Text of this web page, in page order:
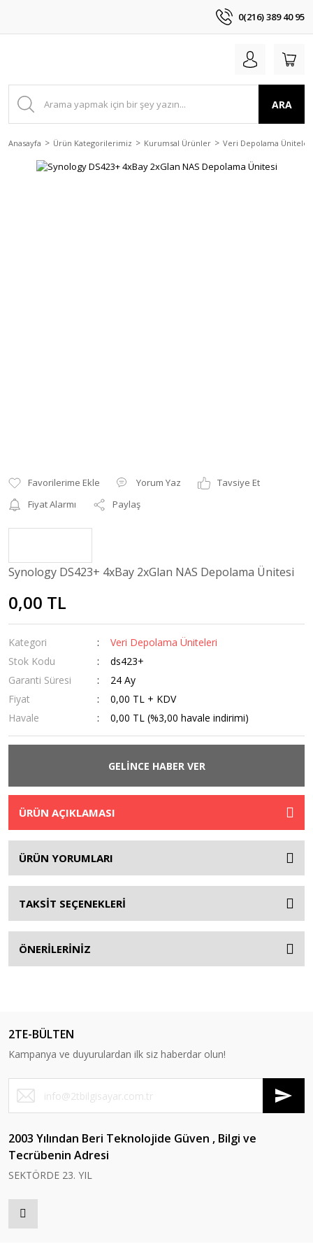
0(216) 389 40 95
ARA
Anasayfa Ürün Kategorilerimiz Kurumsal Ürünler Veri Depolama Üniteleri
Yorum Yaz
Tavsiye Et
Fiyat Alarmı
Paylaş
Synology DS423+ 4xBay 2xGlan NAS Depolama Ünitesi
0,00 TL
Kategori
Veri Depolama Üniteleri
Stok Kodu
ds423+
Garanti Süresi
24 Ay
Fiyat
0,00 TL + KDV
Havale
0,00 TL (%3,00 havale indirimi)
GELİNCE HABER VER
ÜRÜN AÇIKLAMASI
ÜRÜN YORUMLARI
TAKSİT SEÇENEKLERİ
ÖNERİLERİNİZ
2TE-BÜLTEN
Kampanya ve duyurulardan ilk siz haberdar olun!
2003 Yılından Beri Teknolojide Güven , Bilgi ve
Tecrübenin Adresi
SEKTÖRDE 23. YIL